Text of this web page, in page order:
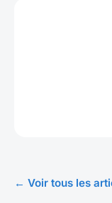
← Voir tous les